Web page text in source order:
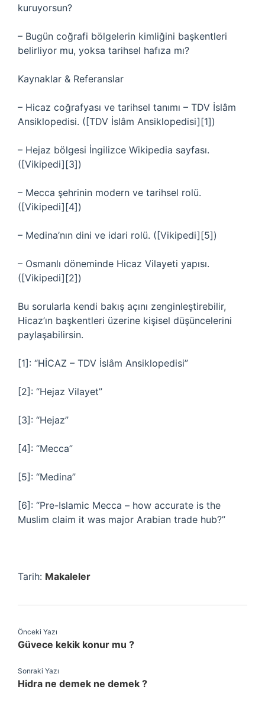
kuruyorsun?
– Bugün coğrafi bölgelerin kimliğini başkentleri
belirliyor mu, yoksa tarihsel hafıza mı?
Kaynaklar & Referanslar
– Hicaz coğrafyası ve tarihsel tanımı – TDV İslâm
Ansiklopedisi. ([TDV İslâm Ansiklopedisi][1])
– Hejaz bölgesi İngilizce Wikipedia sayfası.
([Vikipedi][3])
– Mecca şehrinin modern ve tarihsel rolü.
([Vikipedi][4])
– Medina’nın dini ve idari rolü. ([Vikipedi][5])
– Osmanlı döneminde Hicaz Vilayeti yapısı.
([Vikipedi][2])
Bu sorularla kendi bakış açını zenginleştirebilir,
Hicaz’ın başkentleri üzerine kişisel düşüncelerini
paylaşabilirsin.
[1]: “HİCAZ – TDV İslâm Ansiklopedisi”
[2]: “Hejaz Vilayet”
[3]: “Hejaz”
[4]: “Mecca”
[5]: “Medina”
[6]: “Pre-Islamic Mecca – how accurate is the
Muslim claim it was major Arabian trade hub?”
Tarih: Makaleler
Önceki Yazı
Güvece kekik konur mu ?
Sonraki Yazı
Hidra ne demek ne demek ?